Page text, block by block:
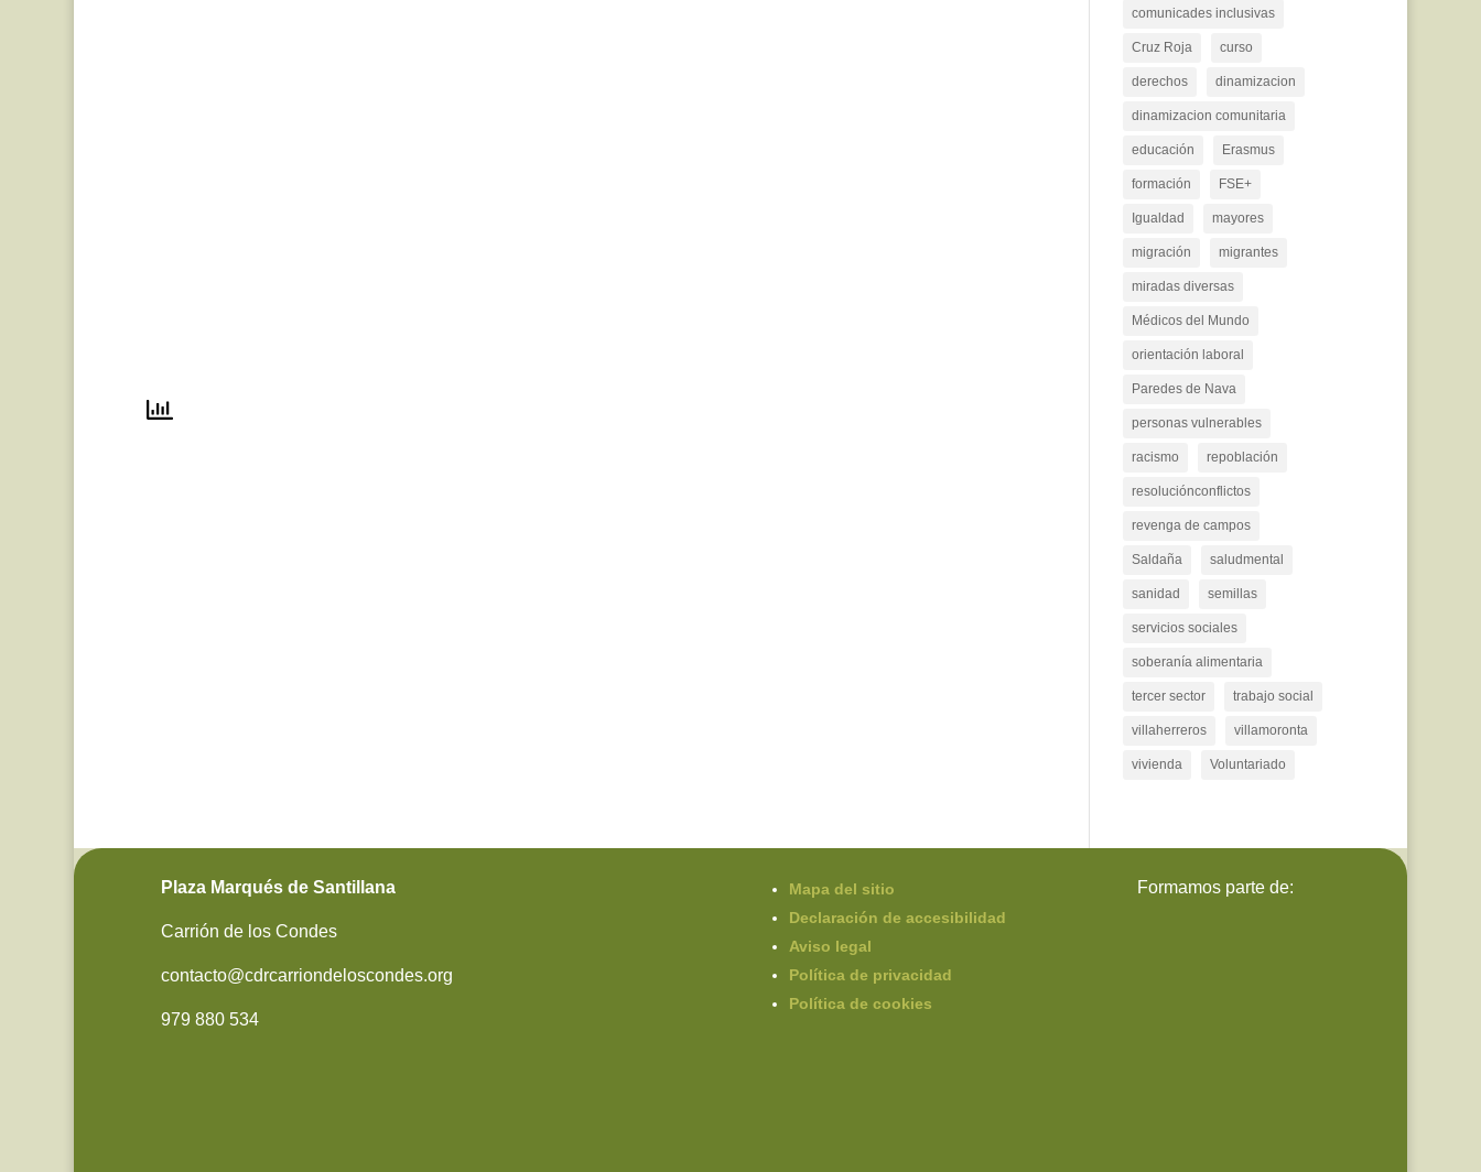
comunicades inclusivas
Cruz Roja curso
derechos dinamizacion
dinamizacion comunitaria
educación Erasmus
formación FSE+
Igualdad mayores
migración migrantes
miradas diversas
Médicos del Mundo
orientación laboral
Paredes de Nava
personas vulnerables
racismo repoblación
resoluciónconflictos
revenga de campos
Saldaña saludmental
sanidad semillas
servicios sociales
soberanía alimentaria
tercer sector trabajo social
villaherreros villamoronta
vivienda Voluntariado
Plaza Marqués de Santillana
Carrión de los Condes
contacto@cdrcarriondeloscondes.org
979 880 534
Mapa del sitio
Declaración de accesibilidad
Aviso legal
Política de privacidad
Política de cookies
Formamos parte de: